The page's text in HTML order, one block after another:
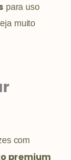
para uso
muito
com
premium